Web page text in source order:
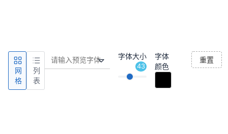
网
格
列
表
字体大小
43
字体
颜色
重置